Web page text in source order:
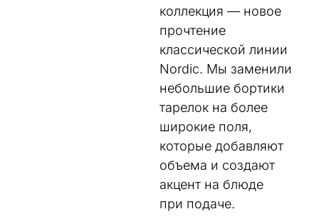
коллекция — новое
прочтение
классической линии
Nordic. Мы заменили
небольшие бортики
тарелок на более
широкие поля,
которые добавляют
объема и создают
акцент на блюде
при подаче.